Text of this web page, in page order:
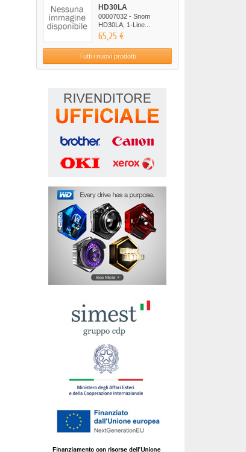
HD30LA
00007032 - Snom
HD30LA, 1-Line...
65,25 €
Tutti i nuovi prodotti